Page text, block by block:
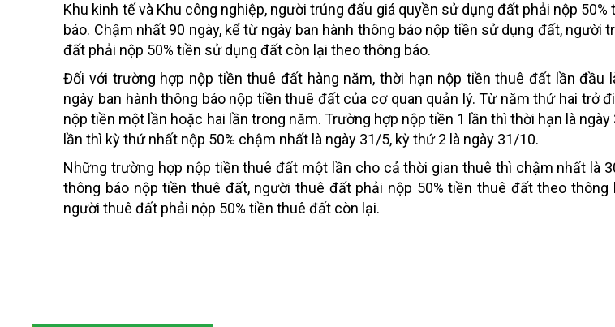
Khu kinh tế và Khu công nghiệp, người trúng đấu giá quyền sử dụng đất phải nộp
báo. Chậm nhất 90 ngày, kể từ ngày ban hành thông báo nộp tiền sử dụng đất, người
đất phải nộp 50% tiền sử dụng đất còn lại theo thông báo.
Đối với trường hợp nộp tiền thuê đất hàng năm, thời hạn nộp tiền thuê đất lần đầu
ngày ban hành thông báo nộp tiền thuê đất của cơ quan quản lý. Từ năm thứ hai trở
nộp tiền một lần hoặc hai lần trong năm. Trường hợp nộp tiền 1 lần thì thời hạn là
lần thì kỳ thứ nhất nộp 50% chậm nhất là ngày 31/5, kỳ thứ 2 là ngày 31/10.
Những trường hợp nộp tiền thuê đất một lần cho cả thời gian thuê thì chậm nhất là
thông báo nộp tiền thuê đất, người thuê đất phải nộp 50% tiền thuê đất theo thông
người thuê đất phải nộp 50% tiền thuê đất còn lại.